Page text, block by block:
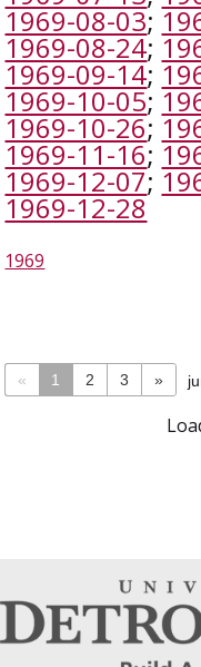
1969-08-03;
1969-08-24;
1969-09-14;
1969-10-05;
1969-10-26;
1969-11-16;
1969-12-07;
1969-12-28
1969
« 1 2 3 »